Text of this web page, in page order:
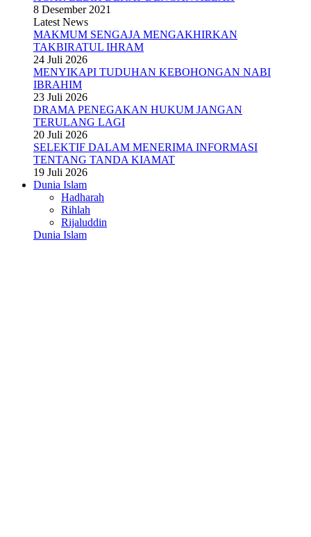
8 Desember 2021
Latest News
MAKMUM SENGAJA MENGAKHIRKAN
TAKBIRATUL IHRAM
24 Juli 2026
MENYIKAPI TUDUHAN KEBOHONGAN NABI
IBRAHIM
23 Juli 2026
DRAMA PENEGAKAN HUKUM JANGAN
TERULANG LAGI
20 Juli 2026
SELEKTIF DALAM MENERIMA INFORMASI
TENTANG TANDA KIAMAT
19 Juli 2026
Dunia Islam
Hadharah
Rihlah
Rijaluddin
Dunia Islam